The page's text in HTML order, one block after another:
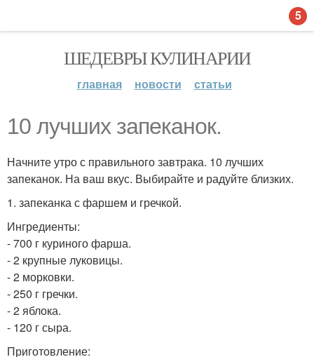
ШЕДЕВРЫ КУЛИНАРИИ
главная новости статьи
10 лучших запеканок.
Начните утро с правильного завтрака. 10 лучших
запеканок. На ваш вкус. Выбирайте и радуйте близких.
1. запеканка с фаршем и гречкой.
Ингредиенты:
- 700 г куриного фарша.
- 2 крупные луковицы.
- 2 морковки.
- 250 г гречки.
- 2 яблока.
- 120 г сыра.
Приготовление:
5